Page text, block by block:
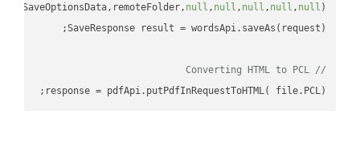
null , null , null , null , null
// Converting HTML to PCL
response = pdfApi.putPdfInRequestToHTML( file.PCL);